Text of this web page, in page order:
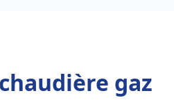
gaz